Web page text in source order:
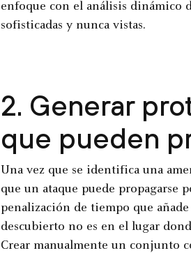
enfoque con el análisis dinámico
sofisticadas y nunca vistas.
2. Generar
que pueden
Una vez que se identifica una
que un ataque puede propagarse
penalización de tiempo que
descubierto no es en el lugar
Crear manualmente un conjunto